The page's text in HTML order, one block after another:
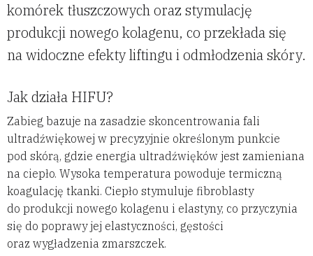
komórek tłuszczowych oraz stymulację
produkcji nowego kolagenu, co przekłada się
na widoczne efekty liftingu i odmłodzenia skóry.
Jak działa HIFU?
Zabieg bazuje na zasadzie skoncentrowania fali
ultradźwiękowej w precyzyjnie określonym punkcie
pod skórą, gdzie energia ultradźwięków jest zamieniana
na ciepło. Wysoka temperatura powoduje termiczną
koagulację tkanki. Ciepło stymuluje fibroblasty
do produkcji nowego kolagenu i elastyny, co przyczynia
się do poprawy jej elastyczności, gęstości
oraz wygładzenia zmarszczek.